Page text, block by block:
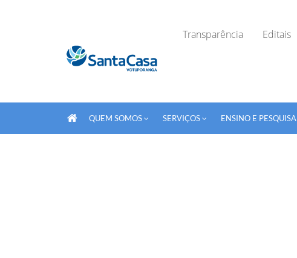
Transparência Editais
QUEM SOMOS SERVIÇOS ENSINO E PESQUISA